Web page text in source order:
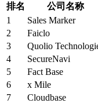
排名 公司名称
1
Sales Marker
2
Faiclo
3
Quolio
4
SecureNavi
5
Fact Base
6
x Mile
7
Cloudbase